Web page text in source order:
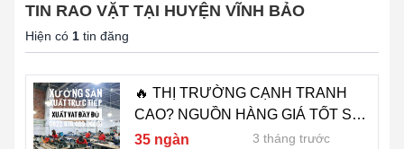
TIN RAO VẶT TẠI HUYỆN VĨNH BẢO
Hiện có 1 tin đăng
🔥 THỊ TRƯỜNG CẠNH TRANH
CAO? NGUỒN HÀNG GIÁ TỐT SẼ
GIÚP BẠN DỄ CHỐT ĐƠN HƠN -
35 ngàn
3 tháng trước